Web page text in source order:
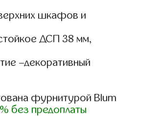
шкафов и
ДСП 38 мм,
–декоративный
фурнитурой Blum
без предоплаты